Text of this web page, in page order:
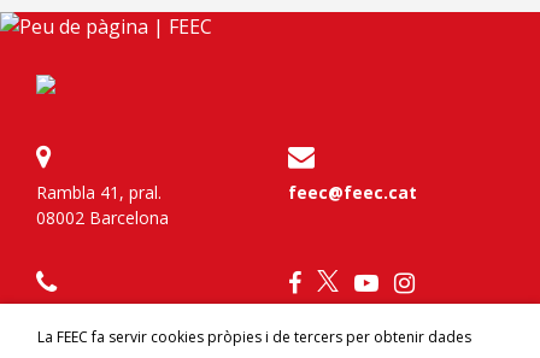
Rambla 41, pral.
08002 Barcelona
feec@feec.cat
La FEEC fa servir cookies pròpies i de tercers per obtenir dades